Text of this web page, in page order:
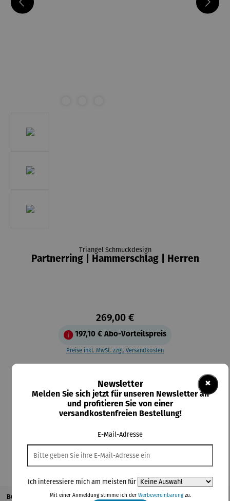
Triangel Schmuckdesign
Partnerring | Hammerschlag | Herren
269,00 €
197,10 € Abo-Vorteilspreis
Preise inkl. MwSt. zzgl. Versandkosten
Ringweiteauswählen
56 58 60 62 64
In den Warenkorb
Beschreibung
×
Newsletter
Melden Sie sich jetzt für unseren Newsletter an
und profitieren Sie von einer
versandkostenfreien Bestellung!
E-Mail-Adresse
Ich interessiere mich am meisten für
Mit einer Anmeldung stimme ich der Werbevereinbarungzu.